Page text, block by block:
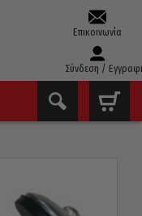
Επικοινωνία
Σύνδεση /